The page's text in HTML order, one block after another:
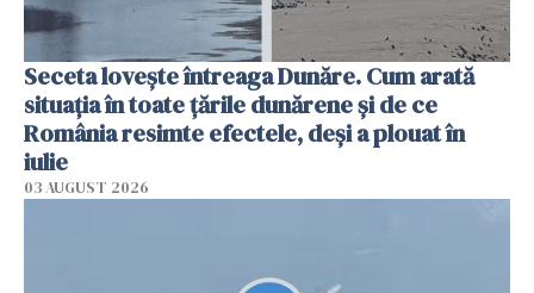
Seceta lovește întreaga Dunăre. Cum arată
situația în toate țările dunărene și de ce
România resimte efectele, deși a plouat în
iulie
03 AUGUST 2026